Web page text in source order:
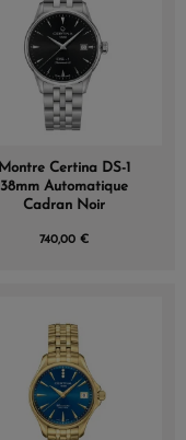
Montre Certina DS-1
38mm Automatique
Cadran Noir
740,00 €